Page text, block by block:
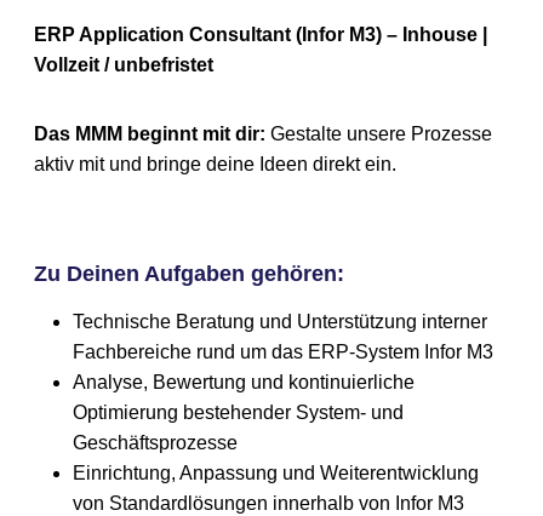
ERP Application Consultant (Infor M3) – Inhouse |
Vollzeit / unbefristet
Das MMM beginnt mit dir: Gestalte unsere Prozesse
aktiv mit und bringe deine Ideen direkt ein.
Zu Deinen Aufgaben gehören:
Technische Beratung und Unterstützung interner
Fachbereiche rund um das ERP-System Infor M3
Analyse, Bewertung und kontinuierliche
Optimierung bestehender System- und
Geschäftsprozesse
Einrichtung, Anpassung und Weiterentwicklung
von Standardlösungen innerhalb von Infor M3